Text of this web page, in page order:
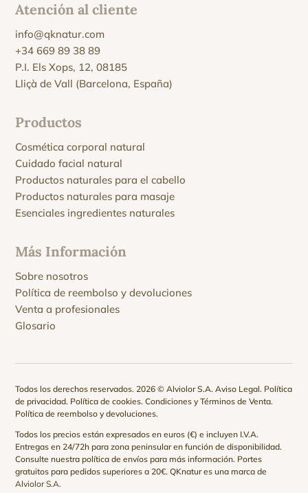
Atención al cliente
info@qknatur.com
+34 669 89 38 89
P.I. Els Xops, 12, 08185
Lliçà de Vall (Barcelona, España)
Productos
Cosmética corporal natural
Cuidado facial natural
Productos naturales para el cabello
Productos naturales para masaje
Esenciales ingredientes naturales
Más Información
Sobre nosotros
Política de reembolso y devoluciones
Venta a profesionales
Glosario
Todos los derechos reservados. 2026 © Alviolor S.A.Aviso Legal. Política
de privacidad. Política de cookies.Condiciones y Términos de Venta.
Política de reembolso y devoluciones.
Todos los precios están expresados en euros (€) e incluyen I.V.A.
Entregas en 24/72h para zona peninsular en función de disponibilidad.
Consulte nuestrapolítica de envíos para más información. Portes
gratuitos para pedidos superiores a 20€. QKnatur es una marca de
Alviolor S.A.